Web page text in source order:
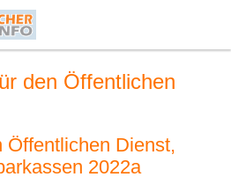
den Öffentlichen
Öffentlichen Dienst,
2022a